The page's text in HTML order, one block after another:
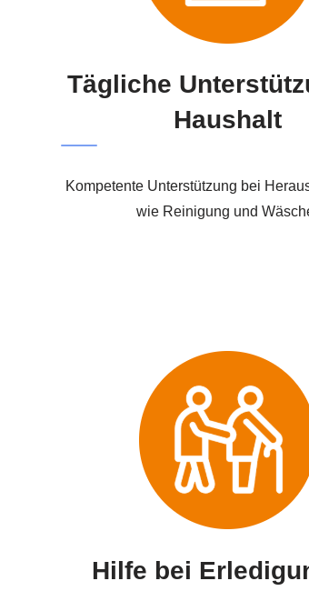
Tägliche
Haushalt
Kompetente Unterstützung bei
wie Reinigung und
Hilfe bei